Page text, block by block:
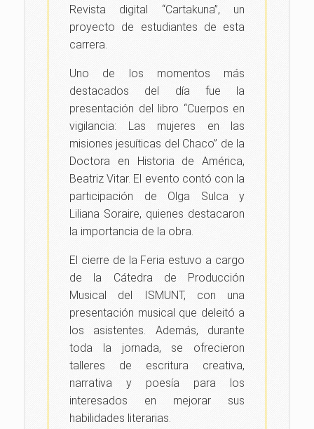
Revista digital “Cartakuna”, un
proyecto de estudiantes de esta
carrera.
Uno de los momentos más
destacados del día fue la
presentación del libro “Cuerpos en
vigilancia: Las mujeres en las
misiones jesuíticas del Chaco” de la
Doctora en Historia de América,
Beatriz Vitar. El evento contó con la
participación de Olga Sulca y
Liliana Soraire, quienes destacaron
la importancia de la obra.
El cierre de la Feria estuvo a cargo
de la Cátedra de Producción
Musical del ISMUNT, con una
presentación musical que deleitó a
los asistentes. Además, durante
toda la jornada, se ofrecieron
talleres de escritura creativa,
narrativa y poesía para los
interesados en mejorar sus
habilidades literarias.